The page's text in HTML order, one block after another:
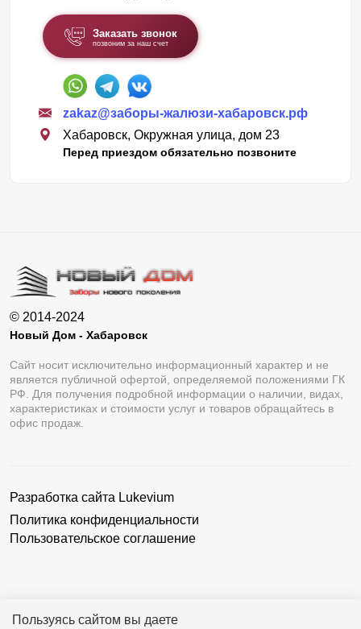
Пользуясь сайтом вы даете
Заказать звонок
позвоним за наш счет
zakaz@заборы-жалюзи-хабаровск.рф
Хабаровск, Окружная улица, дом 23
Перед приездом обязательно позвоните
© 2014-2024
Новый Дом - Хабаровск
Сайт носит исключительно информационный характер и не
является публичной офертой, определяемой положениями ГК
РФ. Для получения подробной информации о наличии, видах,
характеристиках и стоимости услуг и товаров обращайтесь в
офис продаж.
Разработка сайта Lukevium
Политика конфиденциальности
Пользовательское соглашение